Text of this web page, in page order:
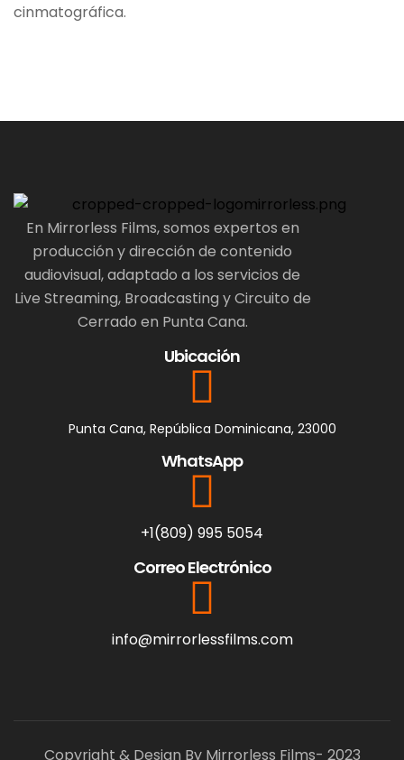
cinmatográfica.
En Mirrorless Films, somos expertos en
producción y dirección de contenido
audiovisual, adaptado a los servicios de
Live Streaming, Broadcasting y Circuito de
Cerrado en Punta Cana.
Ubicación
Punta Cana, República Dominicana, 23000
WhatsApp
+1(809) 995 5054
Correo Electrónico
info@mirrorlessfilms.com
Copyright & Design By Mirrorless Films- 2023